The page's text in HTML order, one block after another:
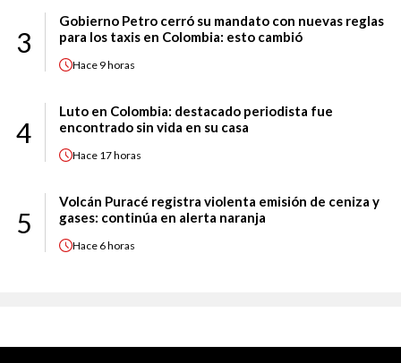
3
Gobierno Petro cerró su mandato con nuevas reglas
para los taxis en Colombia: esto cambió
Hace 9 horas
4
Luto en Colombia: destacado periodista fue
encontrado sin vida en su casa
Hace 17 horas
5
Volcán Puracé registra violenta emisión de ceniza y
gases: continúa en alerta naranja
Hace 6 horas